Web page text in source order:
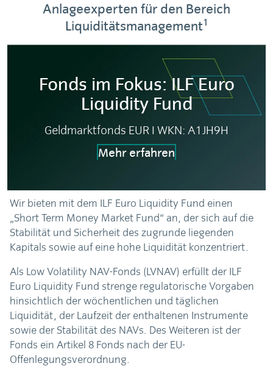
Anlageexperten für den Bereich
Liquiditätsmanagement1
Fonds im Fokus: ILF Euro
Liquidity Fund
Geldmarktfonds EUR I WKN: A1JH9H
Mehr erfahren
Wir bieten mit dem ILF Euro Liquidity Fund einen
„Short Term Money Market Fund“ an, der sich auf die
Stabilität und Sicherheit des zugrunde liegenden
Kapitals sowie auf eine hohe Liquidität konzentriert.
Als Low Volatility NAV-Fonds (LVNAV) erfüllt der ILF
Euro Liquidity Fund strenge regulatorische Vorgaben
hinsichtlich der wöchentlichen und täglichen
Liquidität, der Laufzeit der enthaltenen Instrumente
sowie der Stabilität des NAVs. Des Weiteren ist der
Fonds ein Artikel 8 Fonds nach der EU-
Offenlegungsverordnung.